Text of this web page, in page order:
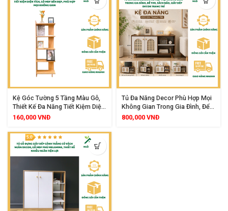
Kệ Góc Tường 5 Tầng Màu Gỗ,
Thiết Kế Đa Năng Tiết Kiệm Diện
Tích, Gỗ MDF Bền Đẹp, Phù Hợp
160,000 VNĐ
Tủ Đa Năng Decor Phù Hợp Mọi
Không Gian Trong Gia Đình, Để
Tivi, Sách Báo, Giày Dép Decor
800,000 VNĐ